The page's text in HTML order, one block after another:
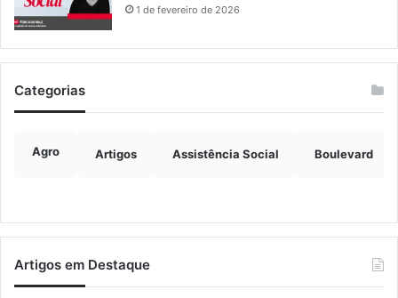
1 de fevereiro de 2026
Categorias
Agro Artigos Assistência Social Boulevard
Artigos em Destaque